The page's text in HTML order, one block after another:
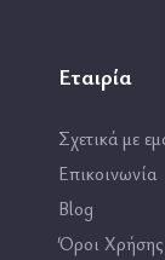
Εταιρία
Σχετικά με
Επικοινωνία
Blog
Όροι Χρήσης